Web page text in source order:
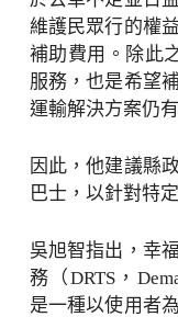
維護民眾行的權
補助費用。除此
服務，也是希望
運輸解決方案仍
因此，他建議縣
巴士，以針對特
吳旭智指出，幸
務（DRTS，
是一種以使用者